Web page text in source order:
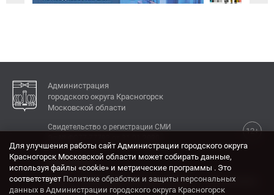
Администрация
городского округа Красногорск
Московской области
12+
Свидетельство о регистрации СМИ
КОНТАКТЫ
Адрес: 143404, Московская область, г. Красногорск,
Для улучшения работы сайт Администрации городского округа
Красногорск Московской области может собирать данные,
используя файлы «cookie» и метрические программы . Это
соответствует Политике обработки и защиты персональных
данных в Администрации городского округа Красногорск